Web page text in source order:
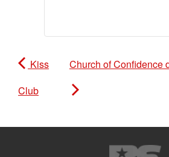
Kiss
Club
Church of Confidence